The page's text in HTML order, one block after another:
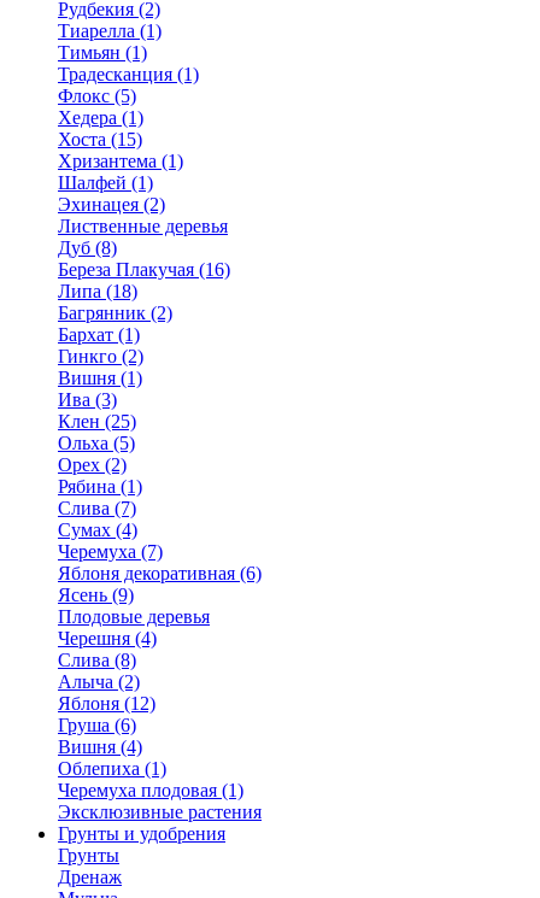
Рудбекия (2)
Тиарелла (1)
Тимьян (1)
Традесканция (1)
Флокс (5)
Хедера (1)
Хоста (15)
Хризантема (1)
Шалфей (1)
Эхинацея (2)
Лиственные деревья
Дуб (8)
Береза Плакучая (16)
Липа (18)
Багрянник (2)
Бархат (1)
Гинкго (2)
Вишня (1)
Ива (3)
Клен (25)
Ольха (5)
Орех (2)
Рябина (1)
Слива (7)
Сумах (4)
Черемуха (7)
Яблоня декоративная (6)
Ясень (9)
Плодовые деревья
Черешня (4)
Слива (8)
Алыча (2)
Яблоня (12)
Груша (6)
Вишня (4)
Облепиха (1)
Черемуха плодовая (1)
Эксклюзивные растения
Грунты и удобрения
Грунты
Дренаж